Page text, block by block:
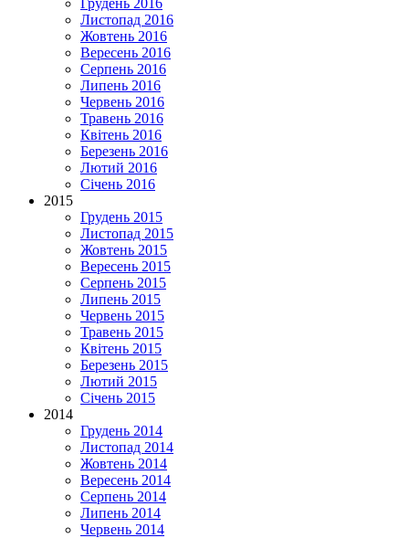
Грудень 2016
Листопад 2016
Жовтень 2016
Вересень 2016
Серпень 2016
Липень 2016
Червень 2016
Травень 2016
Квітень 2016
Березень 2016
Лютий 2016
Січень 2016
2015
Грудень 2015
Листопад 2015
Жовтень 2015
Вересень 2015
Серпень 2015
Липень 2015
Червень 2015
Травень 2015
Квітень 2015
Березень 2015
Лютий 2015
Січень 2015
2014
Грудень 2014
Листопад 2014
Жовтень 2014
Вересень 2014
Серпень 2014
Липень 2014
Червень 2014